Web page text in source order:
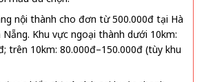
nội thành cho đơn từ 500.000đ tại Hà
Nẵng. Khu vực ngoại thành dưới 10km:
trên 10km: 80.000đ–150.000đ (tùy khu